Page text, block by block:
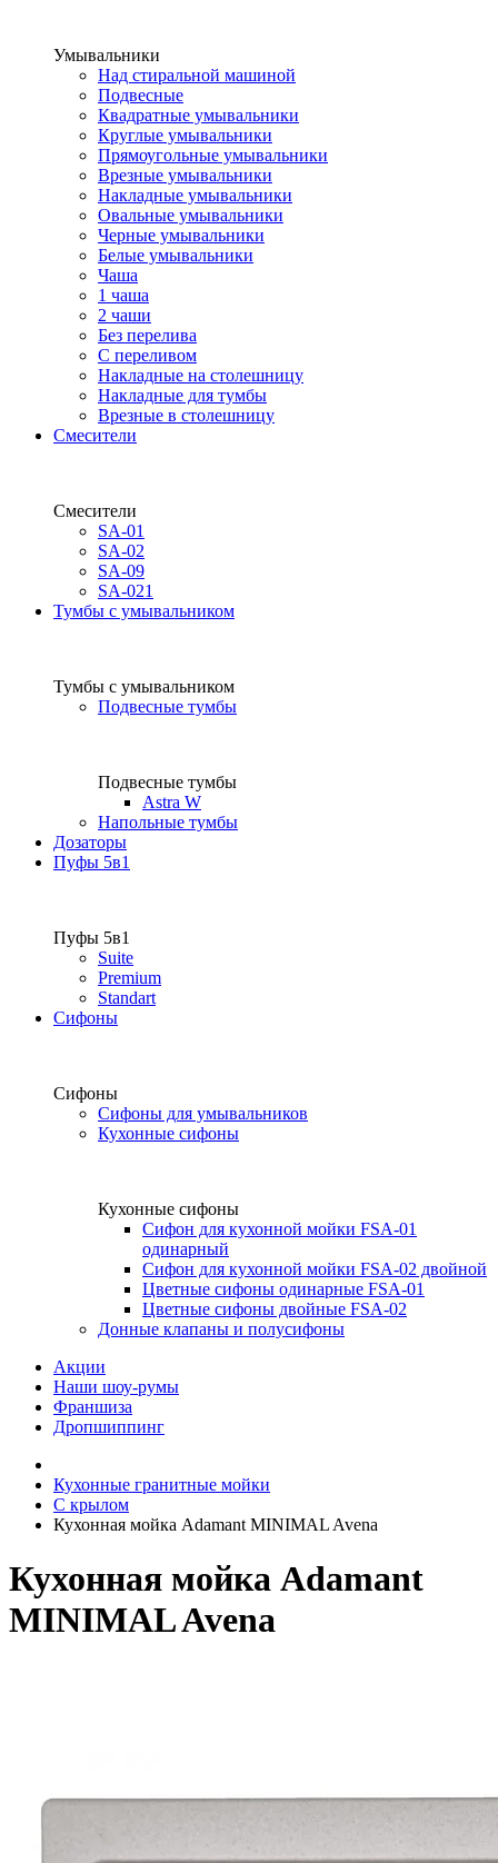
Умывальники
Над стиральной машиной
Подвесные
Квадратные умывальники
Круглые умывальники
Прямоугольные умывальники
Врезные умывальники
Накладные умывальники
Овальные умывальники
Черные умывальники
Белые умывальники
Чаша
1 чаша
2 чаши
Без перелива
С переливом
Накладные на столешницу
Накладные для тумбы
Врезные в столешницу
Смесители
Смесители
SA-01
SA-02
SA-09
SA-021
Тумбы с умывальником
Тумбы с умывальником
Подвесные тумбы
Подвесные тумбы
Astra W
Напольные тумбы
Дозаторы
Пуфы 5в1
Пуфы 5в1
Suite
Premium
Standart
Сифоны
Сифоны
Сифоны для умывальников
Кухонные сифоны
Кухонные сифоны
Сифон для кухонной мойки FSA-01
одинарный
Сифон для кухонной мойки FSA-02 двойной
Цветные сифоны одинарные FSA-01
Цветные сифоны двойные FSA-02
Донные клапаны и полусифоны
Акции
Наши шоу-румы
Франшиза
Дропшиппинг
Кухонные гранитные мойки
С крылом
Кухонная мойка Adamant MINIMAL Avena
Кухонная мойка Adamant
MINIMAL Avena